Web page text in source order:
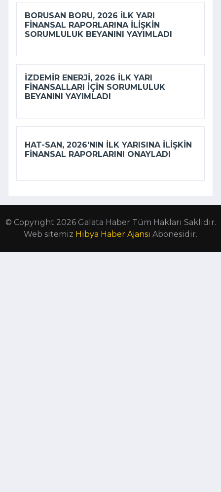
BORUSAN BORU, 2026 ILK YARI
FINANSAL RAPORLARINA ILIŞKIN
SORUMLULUK BEYANINI YAYIMLADI
İZDEMİR ENERJI, 2026 ILK YARI
FINANSALLARI IÇIN SORUMLULUK
BEYANINI YAYIMLADI
HAT-SAN, 2026'NIN ILK YARISINA ILIŞKIN
FINANSAL RAPORLARINI ONAYLADI
© Copyright 2026 Galata Haber Tüm Hakları Saklıdır.
Web sitemiz Hibya Haber Ajansı Abonesidir.